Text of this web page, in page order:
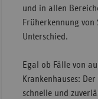
und in allen
Früherkennung von
Unterschied.
Egal ob Fälle von
Krankenhauses:
schnelle und